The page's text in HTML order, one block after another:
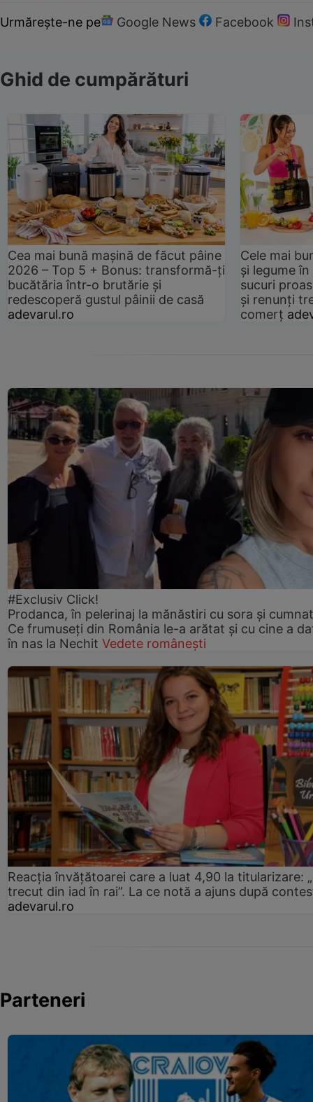
Urmărește-ne pe Google News Facebook
Ghid de cumpărături
Cea mai bună mașină de făcut pâine
2026 – Top 5 + Bonus: transformă-ți
bucătăria într-o brutărie și
redescoperă gustul pâinii de casă
adevarul.ro
Cele mai
și legume
sucuri
și renunți
comerț
#Exclusiv Click!
Prodanca, în pelerinaj la mănăstiri cu sora și
Ce frumuseți din România le-a arătat și cu cine a
în nas la Nechit Vedete românești
Reacția învățătoarei care a luat 4,90 la titularizare:
trecut din iad în rai”. La ce notă a ajuns după
adevarul.ro
Parteneri